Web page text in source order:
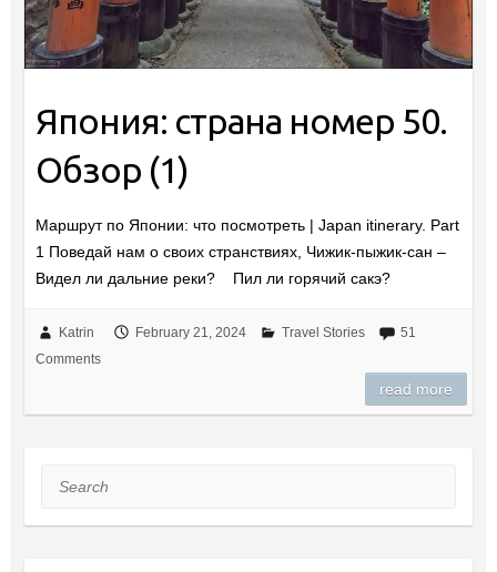
Япония: страна номер 50.
Обзор (1)
Маршрут по Японии: что посмотреть | Japan itinerary. Part
1 Поведай нам о своих странствиях, Чижик-пыжик-сан –
Видел ли дальние реки? Пил ли горячий сакэ?
Katrin February 21, 2024 Travel Stories
51
Comments
read more
Search